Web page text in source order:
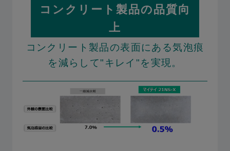
コンクリート製品の品質向
上
コンクリート製品の表面にある気泡痕
を減らして"キレイ"を実現。